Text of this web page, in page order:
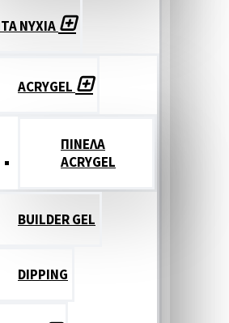
ΝΥΧΙΑ
ACRYGEL
ΠΙΝΕΛΑ
ACRYGEL
BUILDER GEL
DIPPING